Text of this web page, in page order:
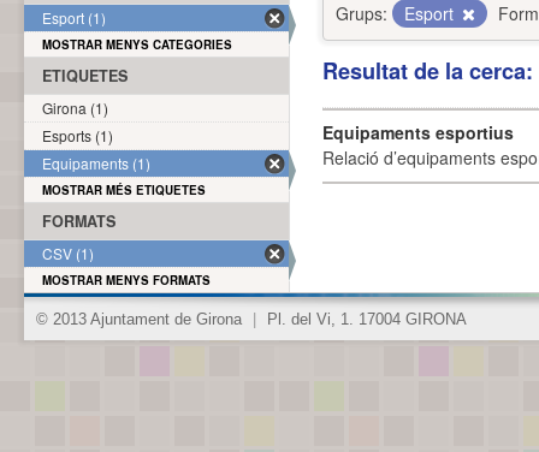
Grups:
Esport
Resultat de la
Equipaments esportius
Relació d’equipaments
Esport (1)
MOSTRAR MENYS CATEGORIES
ETIQUETES
Girona (1)
Esports (1)
Equipaments (1)
MOSTRAR MÉS ETIQUETES
FORMATS
CSV (1)
MOSTRAR MENYS FORMATS
© 2013 Ajuntament de Girona Pl. del Vi, 1. 17004 GIRONA